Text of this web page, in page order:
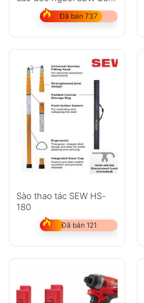
Đã bán 737
Sào thao tác SEW HS-
180
Đã bán 121